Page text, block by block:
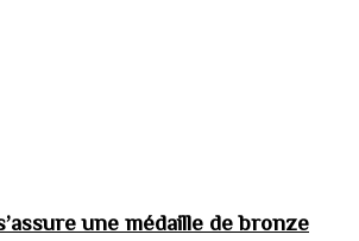
une médaille de bronze